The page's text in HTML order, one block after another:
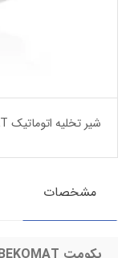
شیر تخلیه اتوماتیک BOGE BEKOMAT
مشخصات